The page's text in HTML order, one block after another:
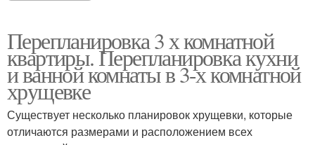
Перепланировка 3 х комнатной
квартиры. Перепланировка кухни
и ванной комнаты в 3-х комнатной
хрущевке
Существует несколько планировок хрущевки, которые
отличаются размерами и расположением всех